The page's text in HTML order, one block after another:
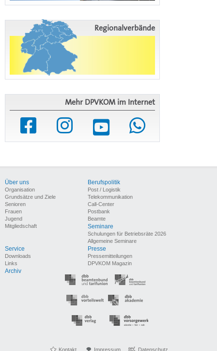
Regionalverbände
Mehr DPVKOM im Internet
Über uns
Organisation
Grundsätze und Ziele
Senioren
Frauen
Jugend
Mitgliedschaft
Berufspolitik
Post / Logistik
Telekommunikation
Call-Center
Postbank
Beamte
Seminare
Schulungen für Betriebsräte 2026
Allgemeine Seminare
Service
Downloads
Links
Presse
Pressemitteilungen
DPVKOM Magazin
Archiv
Kontakt Impressum Datenschutz